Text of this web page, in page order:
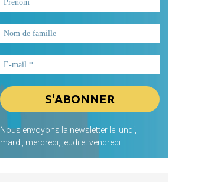
Nous envoyons la newsletter le lundi,
mardi, mercredi, jeudi et vendredi